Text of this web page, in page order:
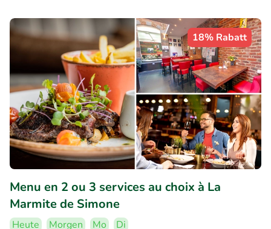
18% Rabatt
Menu en 2 ou 3 services au choix à La
Marmite de Simone
Heute Morgen Mo
Di